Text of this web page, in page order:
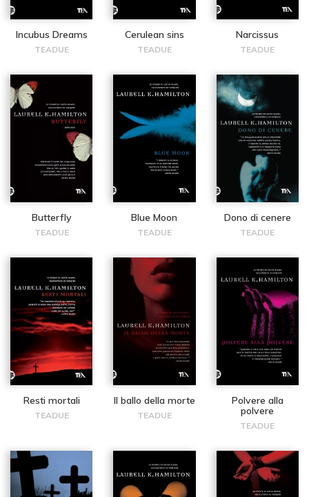
Incubus Dreams
TEADUE
Cerulean sins
TEADUE
Narcissus
TEADUE
Butterfly
TEADUE
Blue Moon
TEADUE
Dono di cenere
TEADUE
Resti mortali
TEADUE
Il ballo della morte
TEADUE
Polvere alla
polvere
TEADUE